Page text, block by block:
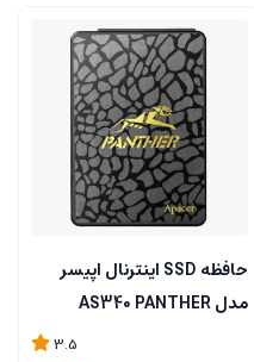
حافظه SSD اینترنال اپیسر
مدل AS340 PANTHER
3.5